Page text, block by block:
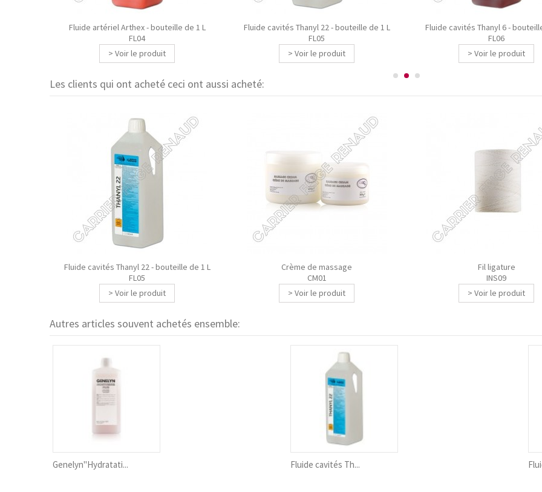
Fluide artériel Arthex - bouteille de 1 L
FL04
> Voir le produit
Fluide cavités Thanyl 22 - bouteille de 1 L
FL05
> Voir le produit
Fluide cavités Thanyl 6 -
FL06
> Voir le produit
Les clients qui ont acheté ceci ont aussi acheté:
Fluide cavités Thanyl 22 - bouteille de 1 L
FL05
> Voir le produit
Crème de massage
CM01
> Voir le produit
Fil ligature
INS09
> Voir le produit
Autres articles souvent achetés ensemble:
Genelyn"Hydratati... Fluide cavités Th...